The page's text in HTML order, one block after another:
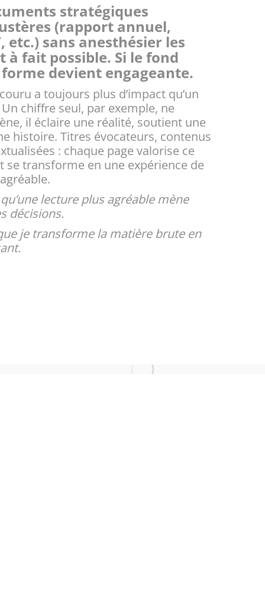
stratégiques
(rapport annuel,
etc.) sans anesthésier les
à fait possible. Si le fond
devient engageante.
a toujours plus d’impact qu’un
chiffre seul, par exemple, ne
il éclaire une réalité, soutient une
histoire. Titres évocateurs, contenus
: chaque page valorise ce
transforme en une expérience de
lecture plus agréable mène
décisions.
je transforme la matière brute en